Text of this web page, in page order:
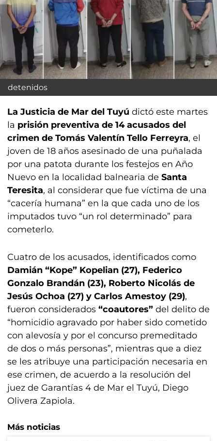
detenidos
La Justicia de Mar del Tuyú dictó este martes
la prisión preventiva de 14 acusados del
crimen de Tomás Valentín Tello Ferreyra, el
joven de 18 años asesinado de una puñalada
por una patota durante los festejos en Año
Nuevo en la localidad balnearia de Santa
Teresita, al considerar que fue víctima de una
“cacería humana” en la que cada uno de los
imputados tuvo “un rol determinado” para
cometerlo.
Cuatro de los acusados, identificados como
Damián “Kope” Kopelian (27), Federico
Gonzalo Brandán (23), Roberto Nicolás de
Jesús Ochoa (27) y Carlos Amestoy (29),
fueron considerados “coautores” del delito de
“homicidio agravado por haber sido cometido
con alevosía y por el concurso premeditado
de dos o más personas”, mientras que a diez
se les atribuye una participación necesaria en
ese crimen, de acuerdo a la resolución del
juez de Garantías 4 de Mar el Tuyú, Diego
Olivera Zapiola.
Más noticias